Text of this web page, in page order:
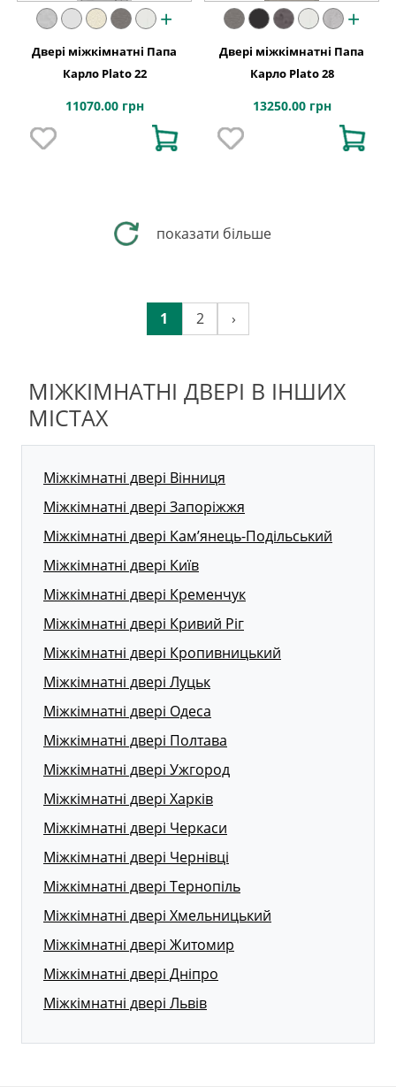
+
Двері міжкімнатні Папа
Карло Plato 22
11070.00 грн
+
Двері міжкімнатні Папа
Карло Plato 28
13250.00 грн
показати більше
1 2 ›
МІЖКІМНАТНІ ДВЕРІ В ІНШИХ
МІСТАХ
Міжкімнатні двері Вінниця
Міжкімнатні двері Запоріжжя
Міжкімнатні двері Кам’янець-Подільський
Міжкімнатні двері Київ
Міжкімнатні двері Кременчук
Міжкімнатні двері Кривий Ріг
Міжкімнатні двері Кропивницький
Міжкімнатні двері Луцьк
Міжкімнатні двері Одеса
Міжкімнатні двері Полтава
Міжкімнатні двері Ужгород
Міжкімнатні двері Харків
Міжкімнатні двері Черкаси
Міжкімнатні двері Чернівці
Міжкімнатні двері Тернопіль
Міжкімнатні двері Хмельницький
Міжкімнатні двері Житомир
Міжкімнатні двері Дніпро
Міжкімнатні двері Львів